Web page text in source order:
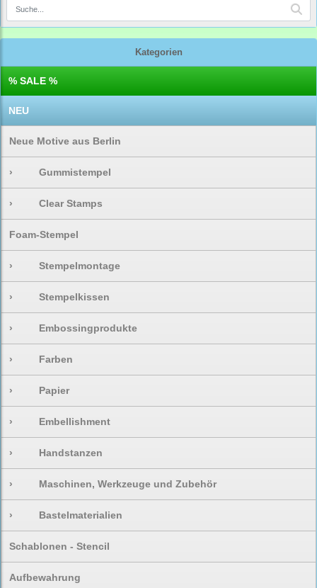
Kategorien
% SALE %
NEU
Neue Motive aus Berlin
› Gummistempel
› Clear Stamps
Foam-Stempel
› Stempelmontage
› Stempelkissen
› Embossingprodukte
› Farben
› Papier
› Embellishment
› Handstanzen
› Maschinen, Werkzeuge und Zubehör
› Bastelmaterialien
Schablonen - Stencil
Aufbewahrung